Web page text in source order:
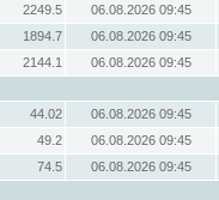
2249.5
06.08.2026 09:45
1894.7
06.08.2026 09:45
2144.1
06.08.2026 09:45
44.02
06.08.2026 09:45
49.2
06.08.2026 09:45
74.5
06.08.2026 09:45